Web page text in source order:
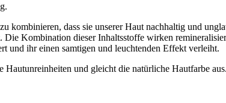
kombinieren, dass sie unserer Haut nachhaltig und
Kombination dieser Inhaltsstoffe wirken
und ihr einen samtigen und leuchtenden Effekt verleiht.
und gleicht die natürliche Hautfarbe aus.